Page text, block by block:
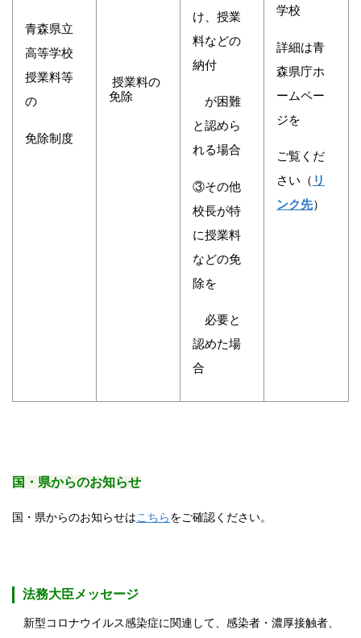
青森県立
高等学校
授業料等
の
免除制度
授業料の
免除
け、授業
料などの
納付
が困難
と認めら
れる場合
③その他
校長が特
に授業料
などの免
除を
必要と
認めた場
合
学校
詳細は青
森県庁ホ
ームペー
ジを
ご覧くだ
さい（ リ
ンク先）
国・県からのお知らせ
国・県からのお知らせはこちらをご確認ください。
法務大臣メッセージ
新型コロナウイルス感染症に関連して、感染者・濃厚接触者、